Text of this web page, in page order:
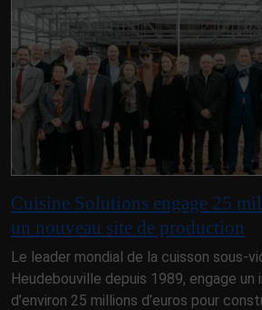
Cuisine Solutions engage 25
un nouveau site de production
Le leader mondial de la cuisson sous-
Heudebouville depuis 1989, engage
d’environ 25 millions d’euros pour